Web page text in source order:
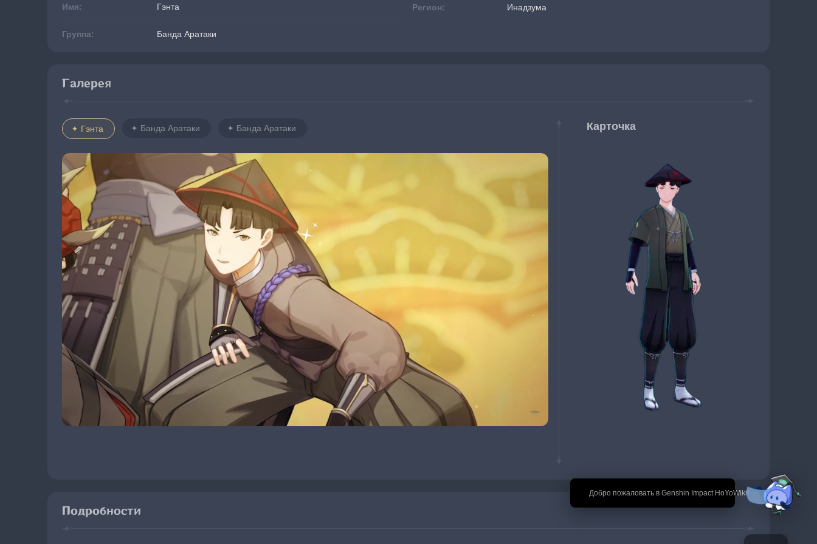
🎉 Добро пожаловать в Genshin Impact HoYoWiki!
Имя: Гэнта Регион: Инадзума
Группа: Банда Аратаки
Галерея
Гэнта Банда Аратаки Банда Аратаки Карточка
Подробности